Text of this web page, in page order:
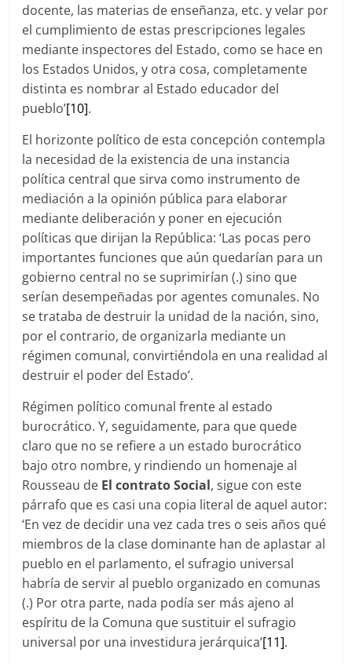
docente, las materias de enseñanza, etc. y velar por
el cumplimiento de estas prescripciones legales
mediante inspectores del Estado, como se hace en
los Estados Unidos, y otra cosa, completamente
distinta es nombrar al Estado educador del
pueblo’[10].
El horizonte político de esta concepción contempla
la necesidad de la existencia de una instancia
política central que sirva como instrumento de
mediación a la opinión pública para elaborar
mediante deliberación y poner en ejecución
políticas que dirijan la República: ‘Las pocas pero
importantes funciones que aún quedarían para un
gobierno central no se suprimirían (.) sino que
serían desempeñadas por agentes comunales. No
se trataba de destruir la unidad de la nación, sino,
por el contrario, de organizarla mediante un
régimen comunal, convirtiéndola en una realidad al
destruir el poder del Estado’.
Régimen político comunal frente al estado
burocrático. Y, seguidamente, para que quede
claro que no se refiere a un estado burocrático
bajo otro nombre, y rindiendo un homenaje al
Rousseau de El contrato Social, sigue con este
párrafo que es casi una copia literal de aquel autor:
‘En vez de decidir una vez cada tres o seis años qué
miembros de la clase dominante han de aplastar al
pueblo en el parlamento, el sufragio universal
habría de servir al pueblo organizado en comunas
(.) Por otra parte, nada podía ser más ajeno al
espíritu de la Comuna que sustituir el sufragio
universal por una investidura jerárquica’[11].